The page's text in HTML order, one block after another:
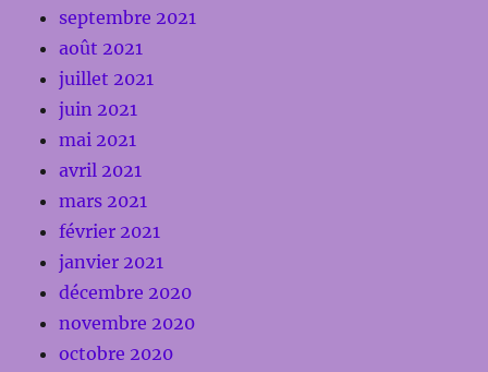
septembre 2021
août 2021
juillet 2021
juin 2021
mai 2021
avril 2021
mars 2021
février 2021
janvier 2021
décembre 2020
novembre 2020
octobre 2020